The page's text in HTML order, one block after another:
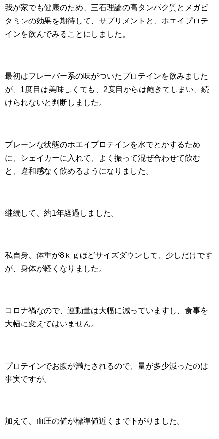
我が家でも健康のため、三石理論の高タンパク質とメガビ
タミンの効果を期待して、サプリメントと、ホエイプロテ
インを飲んでみることにしました。
最初はフレーバー系の味がついたプロテインを飲みました
が、1度目は美味しくても、2度目からは飽きてしまい、続
けられないと判断しました。
プレーンな状態のホエイプロテインを水でとかするため
に、シェイカーに入れて、よく振って混ぜ合わせて飲む
と、違和感なく飲めるようになりました。
継続して、約1年経過しました。
私自身、体重が8ｋｇほどサイズダウンして、少しだけです
が、身体が軽くなりました。
コロナ禍なので、運動量は大幅に減っていますし、食事を
大幅に変えてはいません。
プロテインでお腹が満たされるので、量が多少減ったのは
事実ですが。
加えて、血圧の値が標準値近くまで下がりました。